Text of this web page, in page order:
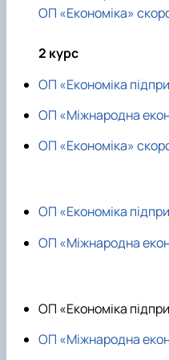
ОП «Економіка»
2 курс
ОП «Економіка
ОП «Міжнародна
ОП «Економіка»
ОП «Економіка
ОП «Міжнародна
ОП «Економіка
ОП «Міжнародна